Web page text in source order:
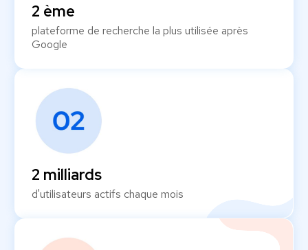
2 ème
plateforme de recherche la plus utilisée après
Google
2 milliards
d'utilisateurs actifs chaque mois